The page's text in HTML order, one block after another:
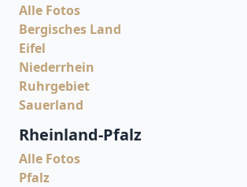
Alle Fotos
Bergisches Land
Eifel
Niederrhein
Ruhrgebiet
Sauerland
Rheinland-Pfalz
Alle Fotos
Pfalz